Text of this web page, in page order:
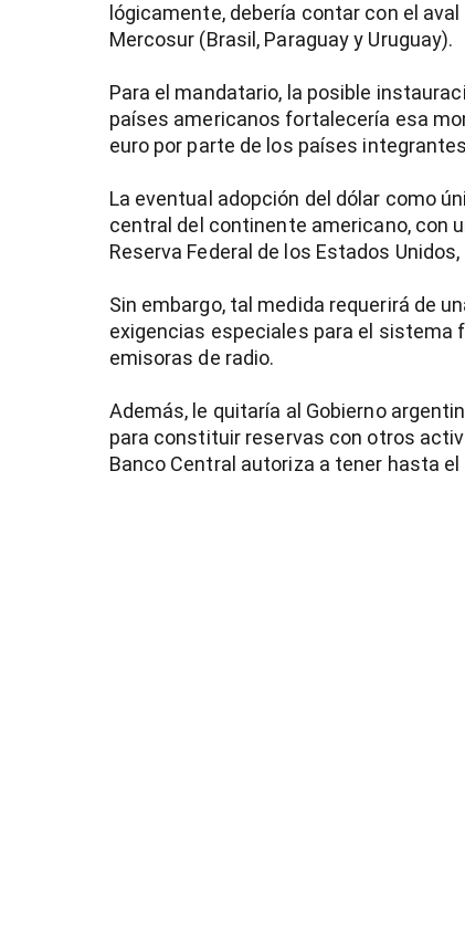
lógicamente, debería contar con el
Mercosur (Brasil, Paraguay y Uruguay).
Para el mandatario, la posible
países americanos fortalecería esa
euro por parte de los países
La eventual adopción del dólar como
central del continente americano, con
Reserva Federal de los Estados
Sin embargo, tal medida requerirá de
exigencias especiales para el sistema
emisoras de radio.
Además, le quitaría al Gobierno
para constituir reservas con otros
Banco Central autoriza a tener hasta